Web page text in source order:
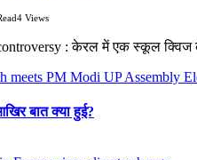
4 Views
: केरल में एक स्कूल
बात क्या हुई?